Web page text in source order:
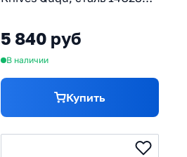
5 840 руб
В наличии
Купить